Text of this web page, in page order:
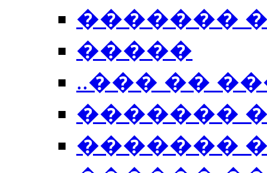
�������
�����
..��� ��
�������
�������